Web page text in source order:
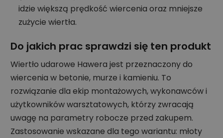
idzie większą prędkość wiercenia oraz mniejsze
zużycie wiertła.
Do jakich prac sprawdzi się ten produkt
Wiertło udarowe Hawera jest przeznaczony do
wiercenia w betonie, murze i kamieniu. To
rozwiązanie dla ekip montażowych, wykonawców i
użytkowników warsztatowych, którzy zwracają
uwagę na parametry robocze przed zakupem.
Zastosowanie wskazane dla tego wariantu: młoty